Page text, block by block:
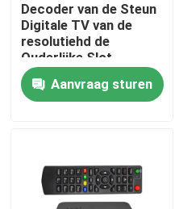
Thuis
Producten
Over ons
Decoder van de Steun
Digitale TV van de
resolutiehd de
Ouderlijke Slot
Geavanceerde
VeiligheidAanvraag sturen